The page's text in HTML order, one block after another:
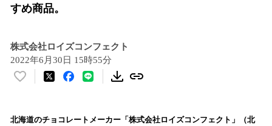
すめ商品。
株式会社ロイズコンフェクト
2022年6月30日 15時55分
い
！
北海道のチョコレートメーカー「株式会社ロイズコンフェクト」（北